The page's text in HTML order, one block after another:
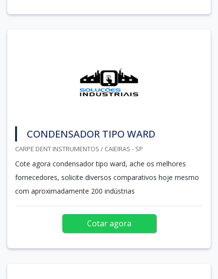
CONDENSADOR TIPO WARD
CARPE DENT INSTRUMENTOS / CAIEIRAS - SP
Cote agora condensador tipo ward, ache os melhores
fornecedores, solicite diversos comparativos hoje mesmo
com aproximadamente 200 indústrias
Cotar agora